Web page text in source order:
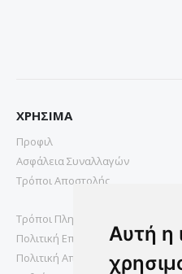
Αυτή η
ΧΡΗΣΙΜΑ
Προφιλ
Ασφάλεια Συναλλαγών
Τρόποι Αποστολής
Τρόποι Πληρωμής
Πολιτική Επιστροφών
Πολιτική Απορρήτου